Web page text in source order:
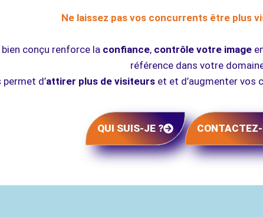
Ne laissez pas vos concurrents être plus
conçu renforce la confiance, contrôle votre image
référence dans votre
permet d’attirer plus de visiteurset et d’augmenter vos
QUI SUIS-JE ?